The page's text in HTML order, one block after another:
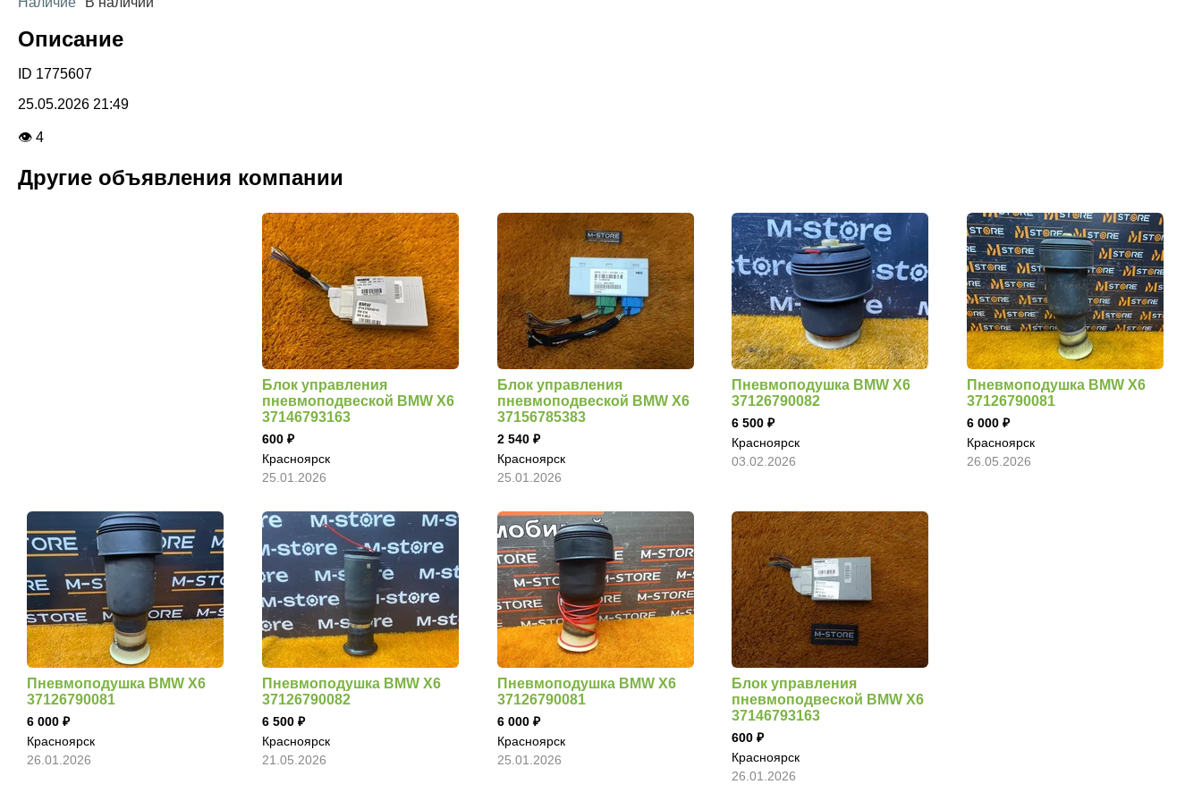
Описание
ID 1775607
25.05.2026 21:49
👁 4
Другие объявления компании
Блок управления
пневмоподвеской BMW X6
37146793163
600
Красноярск
25.01.2026
Блок управления
пневмоподвеской BMW X6
37156785383
2 540
Красноярск
25.01.2026
Пневмоподушка BMW X6
37126790082
6 500
Красноярск
03.02.2026
Пневмоподушка BMW X6
37126790081
6 000
Красноярск
26.05.2026
Пневмоподушка BMW X6
37126790081
6 000
Красноярск
26.01.2026
Пневмоподушка BMW X6
37126790082
6 500
Красноярск
21.05.2026
Пневмоподушка BMW X6
37126790081
6 000
Красноярск
25.01.2026
Блок управления
пневмоподвеской BMW X6
37146793163
600
Красноярск
26.01.2026